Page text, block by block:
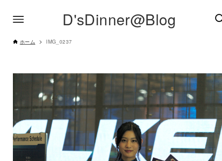
D'sDinner@Blog
ホーム IMG_0237